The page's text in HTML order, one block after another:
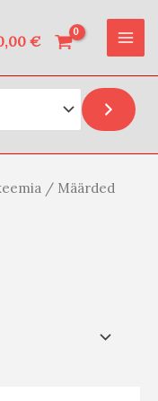
€
/ Määrded